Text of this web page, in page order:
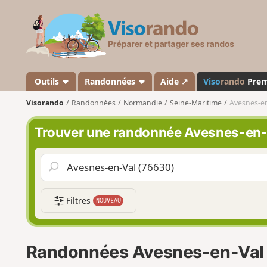
s
a
n
d
o
Outils Randonnées Aide ↗ Visorando
Visorando Randonnées Normandie Seine-Maritime Avesnes-
Trouver une randonnée Avesnes-
Filtres NOUVEAU
Randonnées Avesnes-en-Val